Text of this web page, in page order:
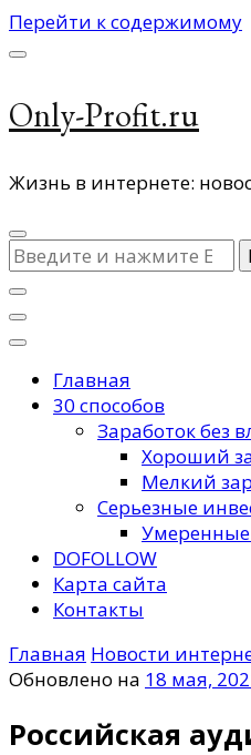
Перейти к содержимому
Only-Profit.ru
Жизнь в интернете:
Ищите
что-
то?
Главная
30 способов
Заработок без
Хороший
Мелкий
Серьезные
DOFOLLOW
Карта сайта
Контакты
Главная Новости
Обновлено на 18 мая,
Российская